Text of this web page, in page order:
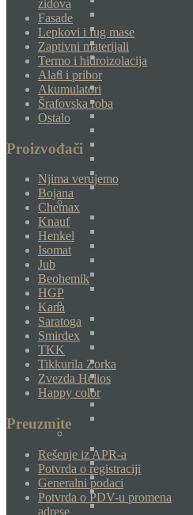
zidova
Fasade
Lepkovi i fug mase
Zaptivni materijali
Termo i hidroizolacija
Alati i pribor
Akumulatori
Šrafovska roba
Ostalo
Proizvođači
Njima verujemo
Bojana
Chemax
Knauf
Henkel
Isomat
Jub
Beohemik
HGP
Kana
Saratoga
Smirdex
TKK
Tikkurila Zorka
Zvezda Helios
Happy color
Preuzmite
Rešenje iz APR-a
Potvrda o registraciji
Generalni podaci
Potvrda o PDV-u promena
adrese